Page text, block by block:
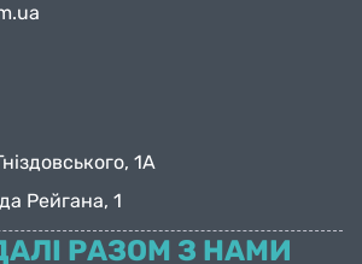
1А
Рейгана, 1
РАЗОМ З НАМИ